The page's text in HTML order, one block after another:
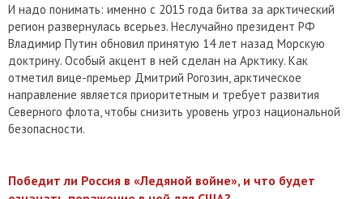
И надо понимать: именно с 2015 года битва за арктический
регион развернулась всерьез. Неслучайно президент РФ
Владимир Путин обновил принятую 14 лет назад Морскую
доктрину. Особый акцент в ней сделан на Арктику. Как
отметил вице-премьер Дмитрий Рогозин, арктическое
направление является приоритетным и требует развития
Северного флота, чтобы снизить уровень угроз национальной
безопасности.
Победит ли Россия в «Ледяной войне», и что будет